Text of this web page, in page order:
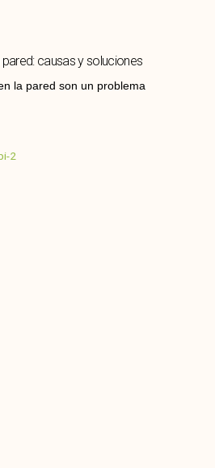
causas y soluciones
la pared son un problema